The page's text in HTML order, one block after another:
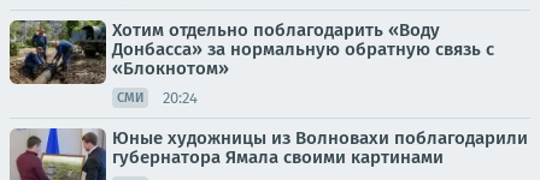
Хотим отдельно поблагодарить «Воду
Донбасса» за нормальную обратную связь с
«Блокнотом»
СМИ 20:24
Юные художницы из Волновахи поблагодарили
губернатора Ямала своими картинами